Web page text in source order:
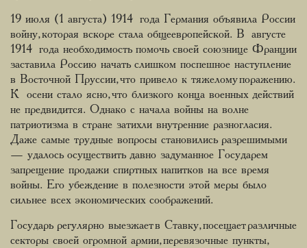
19 июля (1 августа) 1914 года Германия объявила России
войну, которая вскоре стала общеевропейской. В августе
1914 года необходимость помочь своей союзнице Франции
заставила Россию начать слишком поспешное наступление
в Восточной Пруссии, что привело к тяжелому поражению.
К осени стало ясно, что близкого конца военных действий
не предвидится. Однако с начала войны на волне
патриотизма в стране затихли внутренние разногласия.
Даже самые трудные вопросы становились разрешимыми
— удалось осуществить давно задуманное Государем
запрещение продажи спиртных напитков на все время
войны. Его убеждение в полезности этой меры было
сильнее всех экономических соображений.
Государь регулярно выезжает в Ставку, посещает различные
секторы своей огромной армии, перевязочные пункты,